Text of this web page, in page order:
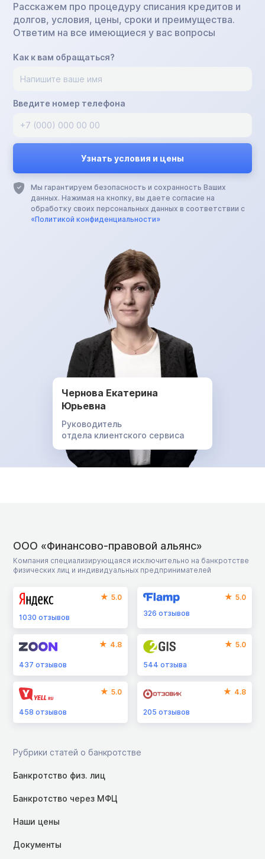
Расскажем про процедуру списания кредитов и
долгов, условия, цены, сроки и преимущества.
Ответим на все имеющиеся у вас вопросы
Как к вам обращаться?
Введите номер телефона
Мы гарантируем безопасность и сохранность Ваших
данных. Нажимая на кнопку, вы даете согласие на
обработку своих персональных данных в соответствии с
«Политикой конфиденциальности»
Чернова Екатерина
Юрьевна
Руководитель
отдела клиентского сервиса
ООО «Финансово-правовой альянс»
Компания специализирующаяся исключительно на банкротстве
физических лиц и индивидуальных предпринимателей
5.0
1030 отзывов
5.0
326отзывов
4.8
437 отзывов
5.0
544отзыва
5.0
458 отзывов
4.8
205отзывов
Рубрики статей о банкротстве
Банкротство физ. лиц
Банкротство через МФЦ
Наши цены
Документы